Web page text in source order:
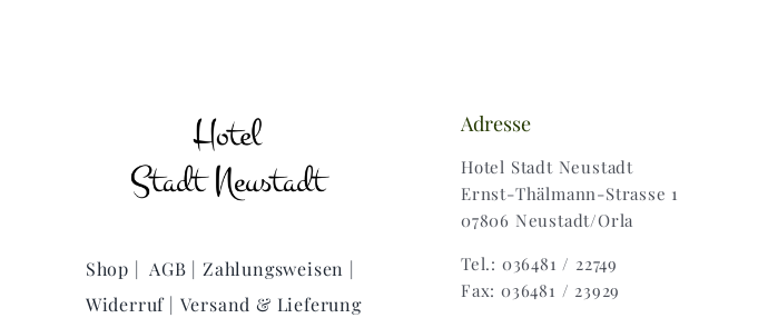
Shop | AGB | Zahlungsweisen |
Widerruf | Versand & Lieferung
Adresse
Hotel Stadt Neustadt
Ernst-Thälmann-Strasse 1
07806 Neustadt/Orla
Tel.: 036481 / 22749
Fax: 036481 / 23929